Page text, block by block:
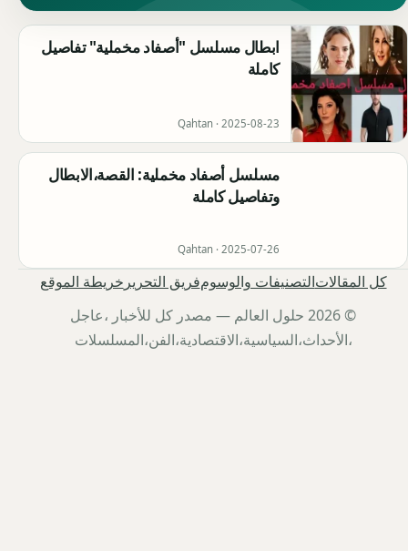
ابطال مسلسل "أصفاد مخملية" تفاصيل
كاملة
Qahtan · 2025-08-23
مسلسل أصفاد مخملية: القصة،الابطال
وتفاصيل كاملة
Qahtan · 2025-07-26
كل المقالاتالتصنيفات والوسومفريق التحرير خريطة الموقع
© 2026 حلول العالم — مصدر كل للأخبار ،عاجل
،الأحداث،السياسية،الاقتصادية،الفن،المسلسلات